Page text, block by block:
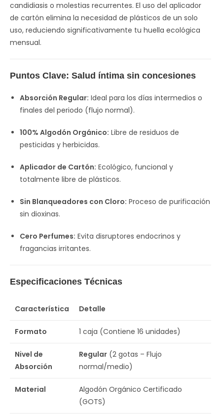
candidiasis o molestias recurrentes. El uso del aplicador
de cartón elimina la necesidad de plásticos de un solo
uso, reduciendo significativamente tu huella ecológica
mensual.
Puntos Clave: Salud íntima sin concesiones
Absorción Regular: Ideal para los días intermedios o
finales del periodo (flujo normal).
100% Algodón Orgánico: Libre de residuos de
pesticidas y herbicidas.
Aplicador de Cartón: Ecológico, funcional y
totalmente libre de plásticos.
Sin Blanqueadores con Cloro: Proceso de purificación
sin dioxinas.
Cero Perfumes: Evita disruptores endocrinos y
fragancias irritantes.
Especificaciones Técnicas
Característica Detalle
Formato 1 caja (Contiene 16 unidades)
Nivel de
Absorción
Regular (2 gotas – Flujo
normal/medio)
Material
Algodón Orgánico Certificado
(GOTS)